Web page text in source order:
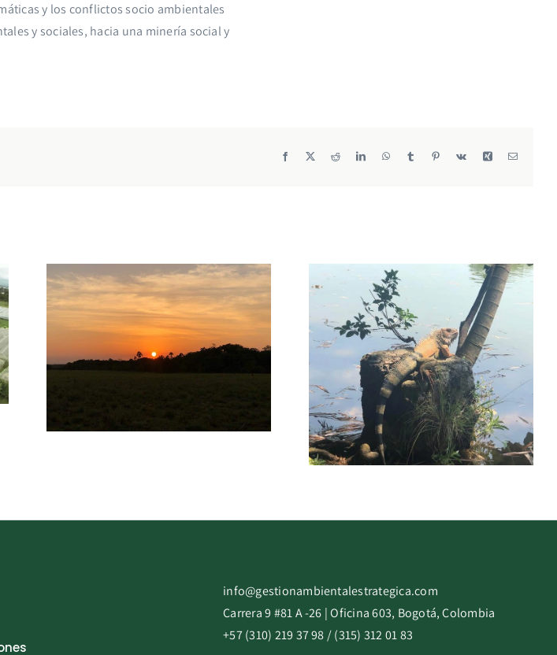
y los conflictos socio ambientales
y sociales, hacia una minería social y
Facebook RedditLinkedInWhatsAppTumblr PinterestVk Xing Correo
info@gestionambientalestrategica.com
Carrera 9 #81 A -26 | Oficina 603, Bogotá, Colombia
+57 (310) 219 37 98 / (315) 312 01 83